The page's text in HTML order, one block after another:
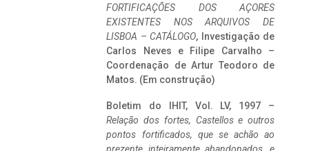
FORTIFICAÇÕES DOS AÇORES
EXISTENTES NOS ARQUIVOS DE
LISBOA – CATÁLOGO, Investigação de
Carlos Neves e Filipe Carvalho –
Coordenação de Artur Teodoro de
Matos. (Em construção)
Boletim do IHIT, Vol. LV, 1997 –
Relação dos fortes, Castellos e outros
pontos fortificados, que se achão ao
prezente inteiramente abandonados, e